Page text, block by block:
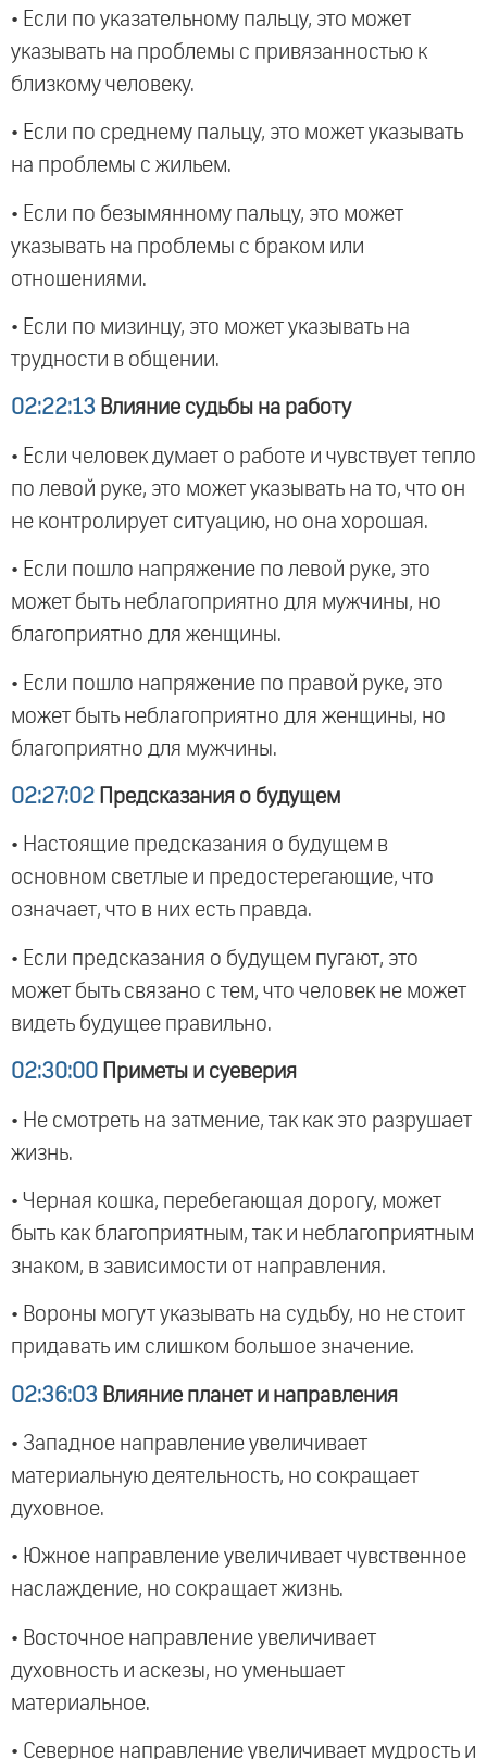
• Если по указательному пальцу, это может
указывать на проблемы с привязанностью к
близкому человеку.
• Если по среднему пальцу, это может указывать
на проблемы с жильем.
• Если по безымянному пальцу, это может
указывать на проблемы с браком или
отношениями.
• Если по мизинцу, это может указывать на
трудности в общении.
02:22:13 Влияние судьбы на работу
• Если человек думает о работе и чувствует тепло
по левой руке, это может указывать на то, что он
не контролирует ситуацию, но она хорошая.
• Если пошло напряжение по левой руке, это
может быть неблагоприятно для мужчины, но
благоприятно для женщины.
• Если пошло напряжение по правой руке, это
может быть неблагоприятно для женщины, но
благоприятно для мужчины.
02:27:02 Предсказания о будущем
• Настоящие предсказания о будущем в
основном светлые и предостерегающие, что
означает, что в них есть правда.
• Если предсказания о будущем пугают, это
может быть связано с тем, что человек не может
видеть будущее правильно.
02:30:00 Приметы и суеверия
• Не смотреть на затмение, так как это разрушает
жизнь.
• Черная кошка, перебегающая дорогу, может
быть как благоприятным, так и неблагоприятным
знаком, в зависимости от направления.
• Вороны могут указывать на судьбу, но не стоит
придавать им слишком большое значение.
02:36:03 Влияние планет и направления
• Западное направление увеличивает
материальную деятельность, но сокращает
духовное.
• Южное направление увеличивает чувственное
наслаждение, но сокращает жизнь.
• Восточное направление увеличивает
духовность и аскезы, но уменьшает
материальное.
• Северное направление увеличивает мудрость и